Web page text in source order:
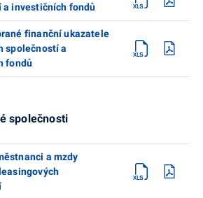
a investičních fondů
finanční ukazatele
společností a
fondů
společnosti
a mzdy